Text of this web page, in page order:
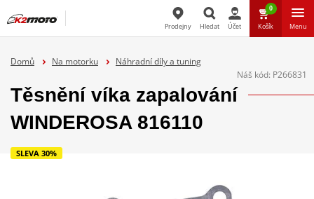
Prodejny Hledat Účet
0
Košík Menu
Domů Na motorku
Náhradní díly a tuning
Náš kód: P266831
Těsnění víka zapalování
WINDEROSA 816110
SLEVA 30%